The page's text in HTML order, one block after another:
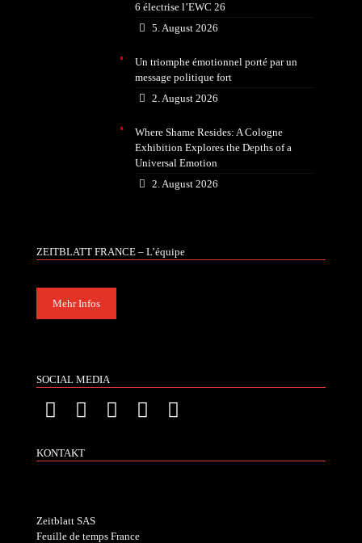
6 électrise l’EWC 26
5. August 2026
Un triomphe émotionnel porté par un
message politique fort
2. August 2026
Where Shame Resides: A Cologne
Exhibition Explores the Depths of a
Universal Emotion
2. August 2026
ZEITBLATT FRANCE – L’équipe
Mehr Infos
SOCIAL MEDIA
KONTAKT
Zeitblatt SAS
Feuille de temps France